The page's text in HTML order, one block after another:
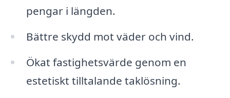
pengar i längden.
Bättre skydd mot väder och vind.
Ökat fastighetsvärde genom en
estetiskt tilltalande taklösning.